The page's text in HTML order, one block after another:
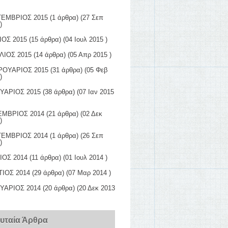
2015 (1 άρθρα) (27 Σεπ
2015 (15 άρθρα) (04 Ιουλ 2015 )
2015 (14 άρθρα) (05 Απρ 2015 )
2015 (31 άρθρα) (05 Φεβ
2015 (38 άρθρα) (07 Ιαν 2015
2014 (21 άρθρα) (02 Δεκ
2014 (1 άρθρα) (26 Σεπ
2014 (11 άρθρα) (01 Ιουλ 2014 )
2014 (29 άρθρα) (07 Μαρ 2014 )
2014 (20 άρθρα) (20 Δεκ 2013
Άρθρα